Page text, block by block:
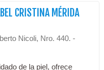
CRISTINA MÉRIDA
Nicoli, Nro. 440. -
de la piel, ofrece